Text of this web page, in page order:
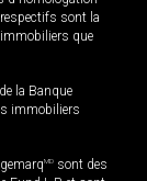
sont la
que
la Banque
immobiliers
MD sont des